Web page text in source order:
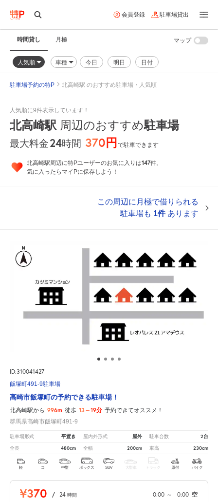
会員登録 駐車場貸出
時間貸し 月極
人気順 車種 今日 明日 日付
マップ
駐車場予約の特P 北高崎駅 のおすすめ駐車場・人気順
人気順に9件表示しています！
北高崎駅 周辺のおすすめ駐車場
最大料金24時間 370円で駐車できます
北高崎駅周辺に特Pユーザーのお気に入りは147件。
気に入ったらマイPに保存しよう！
この周辺に月極で借りられる
駐車場も 1件あります
ID:310041427
飯塚町491-9駐車場
高崎市飯塚町の予約できる駐車場！
北高崎駅から 996m 徒歩 13～19分 予約できてオススメ！
群馬県高崎市飯塚町491-9
駐車場形式 平置き 屋内外形式 屋外 駐車台数 2台
全長 480cm 全幅 200cm 車高 230cm
軽 コ 中型 ボックス SUV 大型車 トラック 原付 バイク
¥370 / 24 時間 0:00 ～ 0:00 空